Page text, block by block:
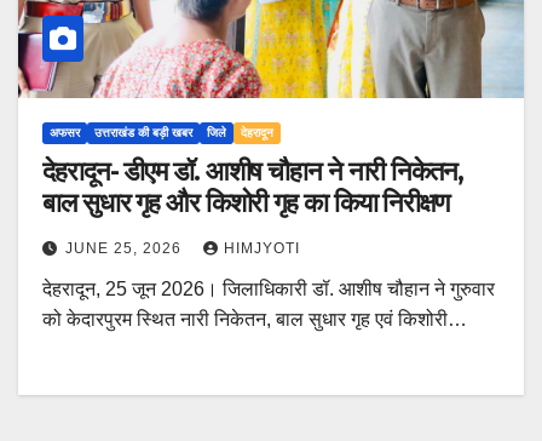
अफसर उत्तराखंड की बड़ी खबर जिले देहरादून
देहरादून- डीएम डॉ. आशीष चौहान ने नारी निकेतन,
बाल सुधार गृह और किशोरी गृह का किया निरीक्षण
JUNE 25, 2026 HIMJYOTI
देहरादून, 25 जून 2026। जिलाधिकारी डॉ. आशीष चौहान ने गुरुवार
को केदारपुरम स्थित नारी निकेतन, बाल सुधार गृह एवं किशोरी…